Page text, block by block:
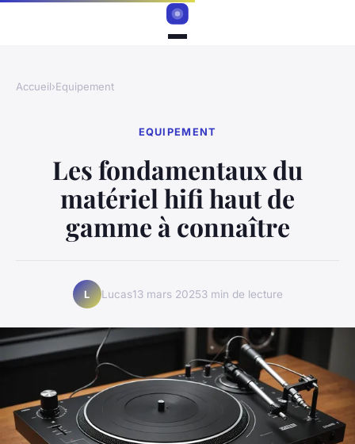
Accueil›Equipement
EQUIPEMENT
Les fondamentaux du
matériel hifi haut de
gamme à connaître
L Lucas13 mars 20253 min de lecture